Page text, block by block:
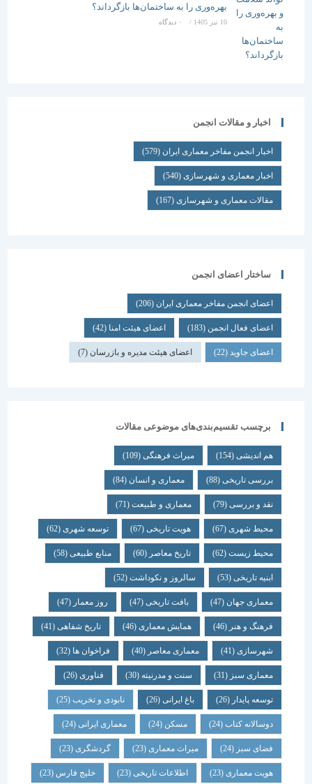
بهره‌وری را به ساختمان‌ها بازگرداند؟
/ ۰ دیدگاه
اخبار و مقالات انجمن
اخبار انجمن مفاخر معماری ایران (579)
اخبار معماری و شهرسازی(540)
مقالات معماری و شهرسازی(167)
ساختار اعضای انجمن
اعضای انجمن مفاخر معماری ایران (206)
اعضای فعال انجمن(183) اعضای هیئت امنا(42)
اعضای جاوید(22) اعضای هیئت مدیره و بازرسان(7)
برچسب تقسیم‌بندی‌های موضوعی مقالات
هم اندیشی (154) میراث فرهنگی (109)
بررسی تاریخی (88) معماری و انسان (84)
نقد و بررسی (79) معماری و طبیعت (71)
محیط شهری(67) هویت تاریخی(67) توسعه شهری(62)
محیط زیست(62) تاریخ معاصر(60) منابع طبیعی(58)
ابنیه تاریخی(53) سالروز و نکوداشت(52)
معماری جهان (47) بافت تاریخی(47) روز معمار(47)
فرهنگ و هنر(46) همایش معماری (46) تاریخ شفاهی (41)
شهرسازی(41) معماری معاصر(40) فراخوان ها (32)
معماری سبز(31) سنت و مدرنیته(30) فناوری (26)
توسعه پایدار(26) باغ ایرانی(26) نابودی و تخریب(25)
دوسالانه کتاب(24) مسکن (24) معماری ایرانی(24)
فضای سبز(24) میراث معماری (23) گردشگری (23)
هویت معماری (23) اطلاعات تاریخی(23) خلیج فارس(23)